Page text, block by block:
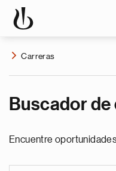
Carreras
Buscador de
Encuentre